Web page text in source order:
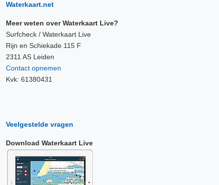
Waterkaart.net
Meer weten over Waterkaart Live?
Surfcheck / Waterkaart Live
Rijn en Schiekade 115 F
2311 AS Leiden
Contact opnemen
Kvk: 61380431
Veelgestelde vragen
Download Waterkaart Live